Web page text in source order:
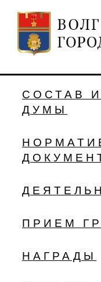
СОСТАВ
ДУМЫ
ПРИЕМ
НАГРАДЫ